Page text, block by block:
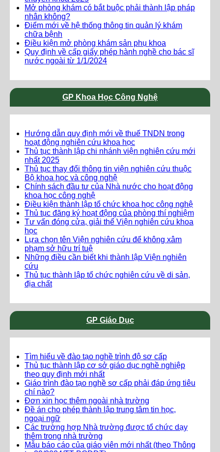
Mở phòng khám có bắt buộc phải thành lập pháp
nhân không?
Điểm mới về hệ thống thông tin quản lý khám
chữa bệnh
Điều kiện mở phòng khám sản phụ khoa
Quy định về cấp giấy phép hành nghề cho bác sĩ
nước ngoài từ 1/1/2024
GP Khoa Học Công Nghệ
Hướng dẫn quy định mới về thuế TNDN trong
hoạt động nghiên cứu khoa học
Thủ tục thành lập chi nhánh viện nghiên cứu mới
nhất 2025
Thủ tục thay đổi thông tin viện nghiên cứu thuộc
Bộ khoa học và công nghệ
Chính sách đầu tư của Nhà nước cho hoạt động
khoa học công nghệ
Điều kiện thành lập tổ chức khoa học công nghệ
Thủ tục đăng ký hoạt động của phòng thí nghiệm
Tư vấn đóng cửa, giải thể Viện nghiên cứu khoa
học
Lựa chọn tên Viện nghiên cứu để không xâm
phạm sở hữu trí tuệ
Những điều cần biết khi thành lập Viện nghiên
cứu
Thủ tục thành lập tổ chức nghiên cứu về di sản,
địa chất
GP Giáo Dục
Tìm hiểu về đào tạo nghề trình độ sơ cấp
Thủ tục thành lập cơ sở giáo dục nghề nghiệp
theo quy định mới nhất
Giáo trình đào tạo nghề sơ cấp phải đáp ứng tiêu
chí nào?
Đơn xin học thêm ngoài nhà trường
Đề án cho phép thành lập trung tâm tin học,
ngoại ngữ
Các trường hợp Nhà trường được tổ chức dạy
thêm trong nhà trường
Mẫu báo cáo của giáo viên mới nhất (theo Thông